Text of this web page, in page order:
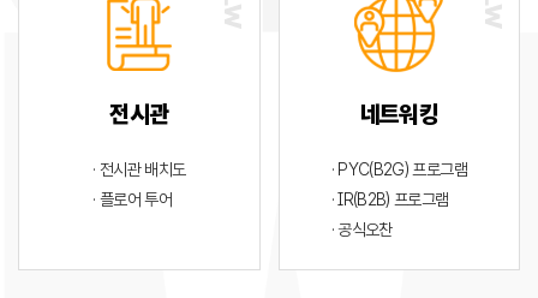
전시관
· 전시관 배치도
· 플로어 투어
네트워킹
· PYC(B2G) 프로그램
· IR(B2B) 프로그램
· 공식오찬